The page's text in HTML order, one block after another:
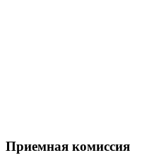
Приемная комиссия